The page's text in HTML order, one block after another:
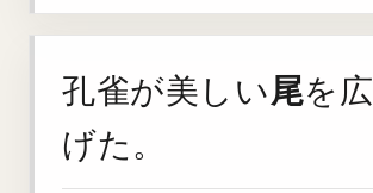
孔雀が美しい尾を広
げた。